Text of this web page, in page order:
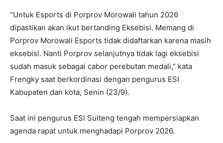
“Untuk Esports di Porprov Morowali tahun 2026
dipastikan akan ikut bertanding Eksebisi. Memang di
Porprov Morowali Esports tidak didaftarkan karena masih
eksebisi. Nanti Porprov selanjutnya tidak lagi eksebisi
sudah masuk sebagai cabor perebutan medali,” kata
Frengky saat berkordinasi dengan pengurus ESI
Kabupaten dan kota, Senin (23/9).
Saat ini pengurus ESI Sulteng tengah mempersiapkan
agenda rapat untuk menghadapi Porprov 2026.